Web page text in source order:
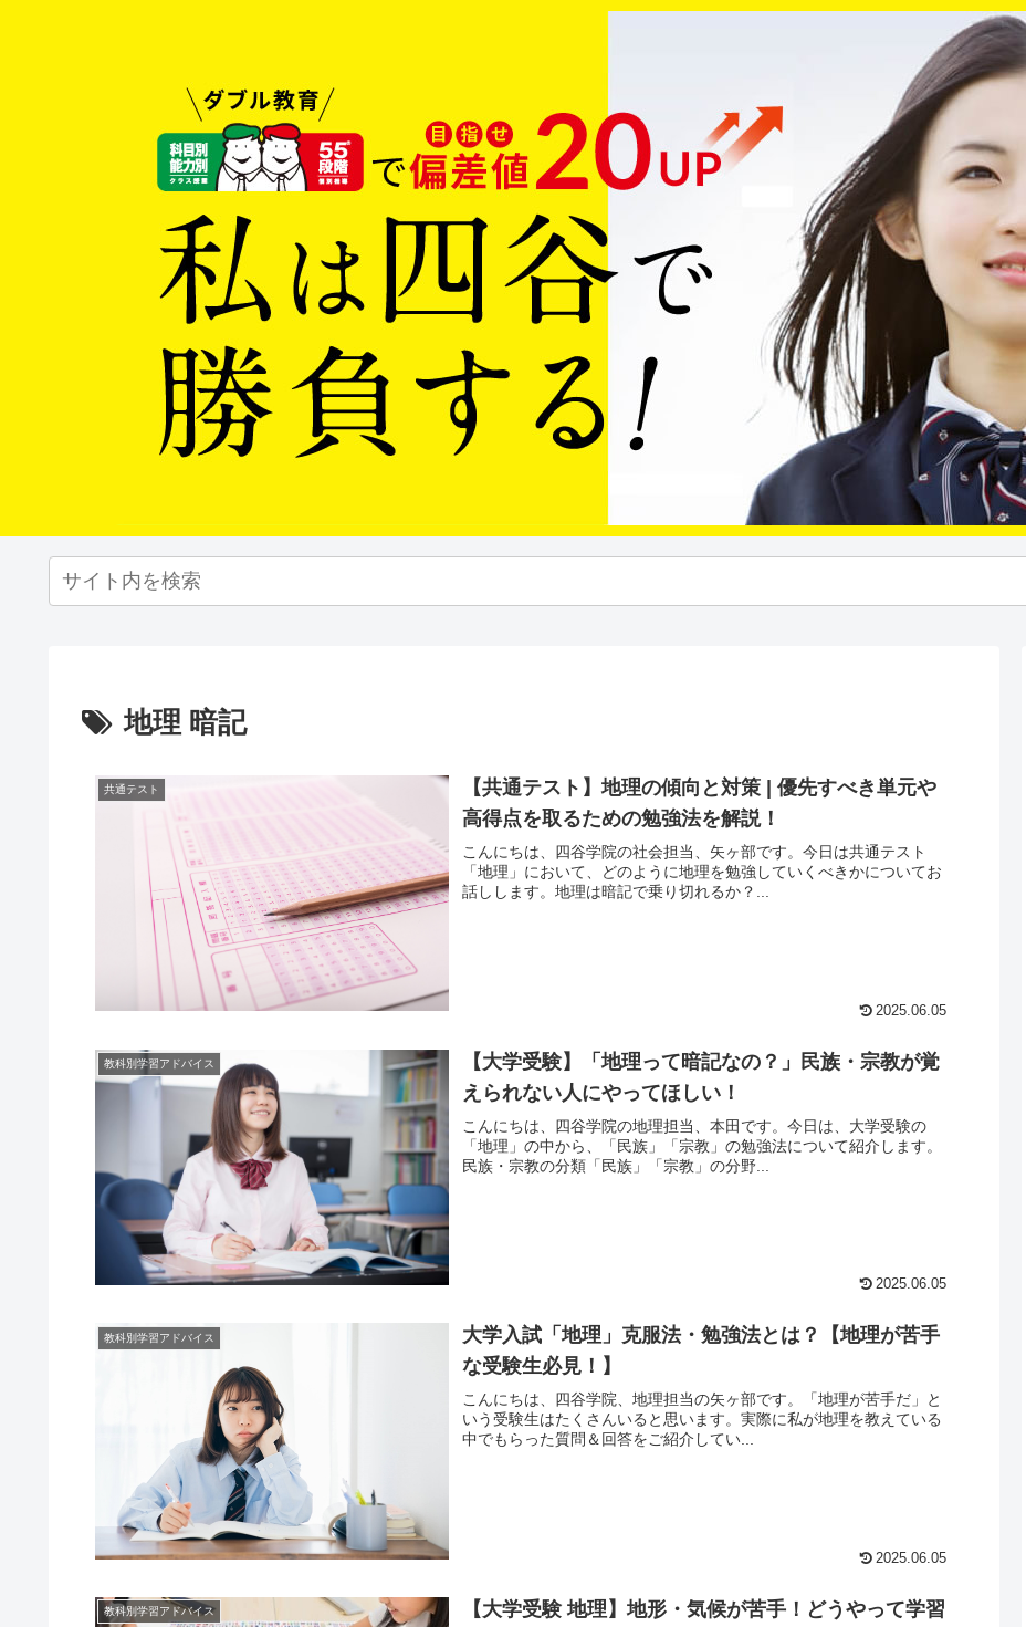
地理 暗記
共通テスト
【共通テスト】地理の傾向と対策 | 優先すべき単元や
高得点を取るための勉強法を解説！
こんにちは、四谷学院の社会担当、矢ヶ部です。今日は共通テスト
「地理」において、どのように地理を勉強していくべきかについてお
話しします。地理は暗記で乗り切れるか？...
2025.06.05
教科別学習アドバイス
【大学受験】「地理って暗記なの？」民族・宗教が覚
えられない人にやってほしい！
こんにちは、四谷学院の地理担当、本田です。今日は、大学受験の
「地理」の中から、「民族」「宗教」の勉強法について紹介します。
民族・宗教の分類「民族」「宗教」の分野...
2025.06.05
教科別学習アドバイス
大学入試「地理」克服法・勉強法とは？【地理が苦手
な受験生必見！】
こんにちは、四谷学院、地理担当の矢ヶ部です。「地理が苦手だ」と
いう受験生はたくさんいると思います。実際に私が地理を教えている
中でもらった質問＆回答をご紹介してい...
2025.06.05
教科別学習アドバイス
【大学受験 地理】地形・気候が苦手！どうやって学習